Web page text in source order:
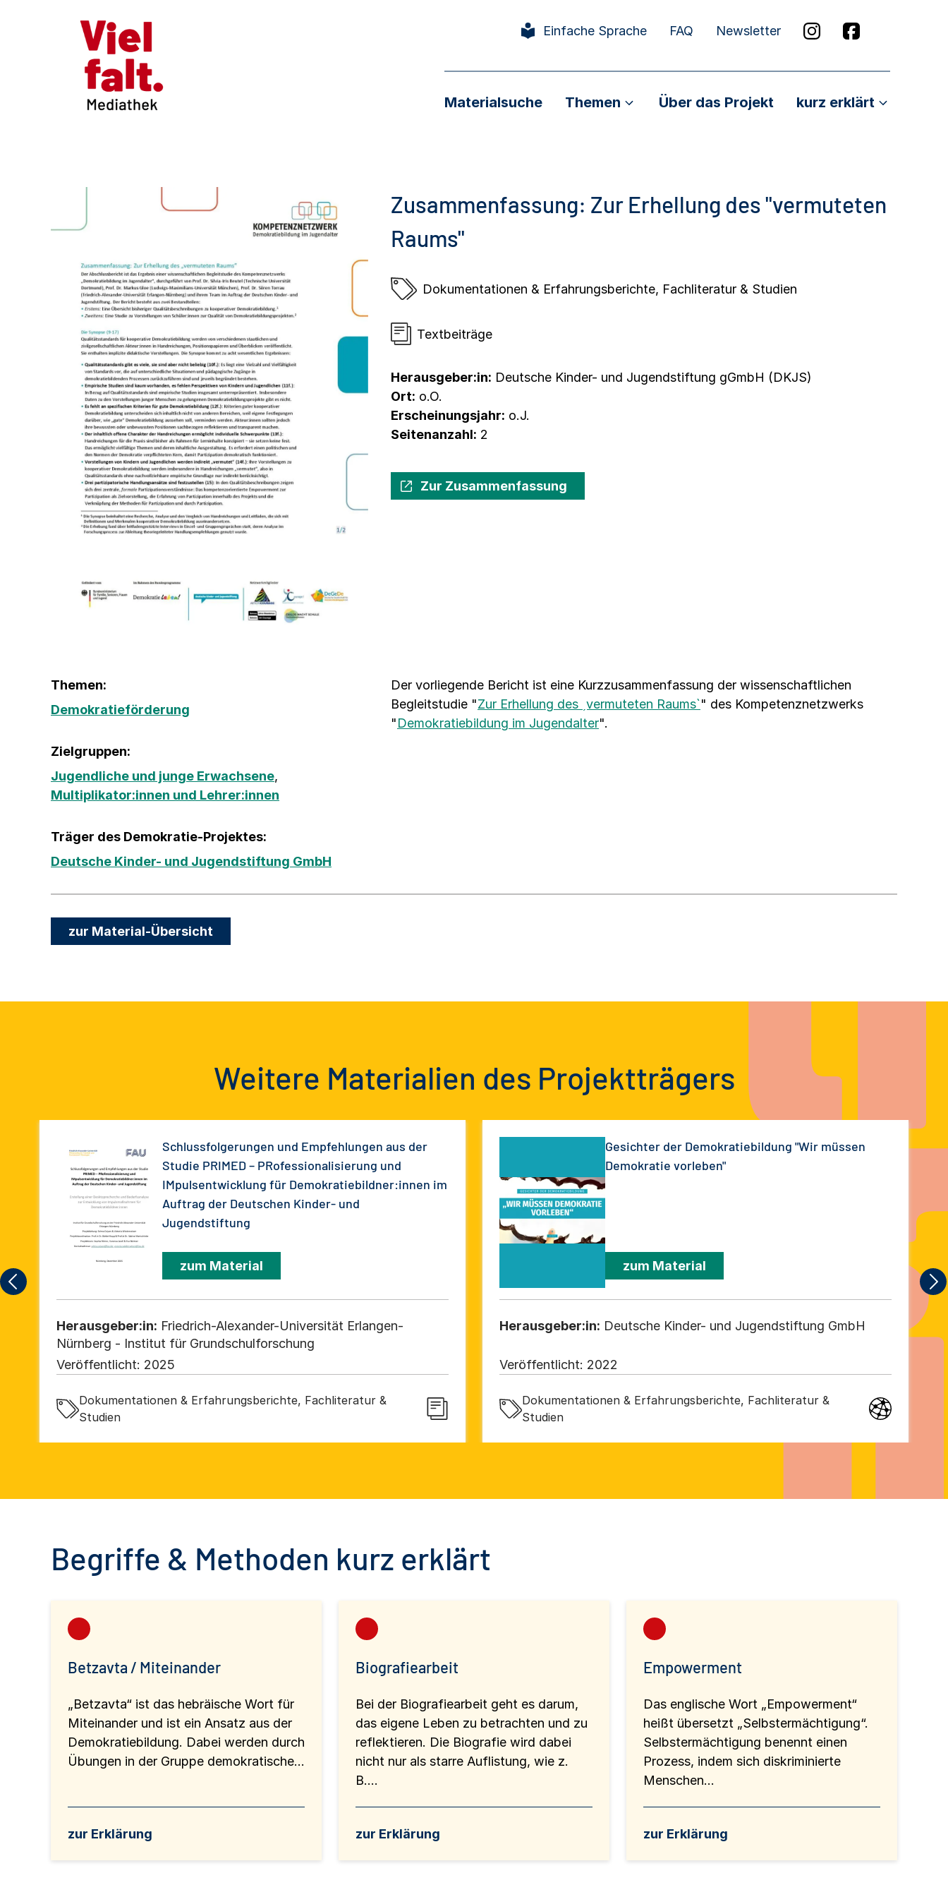
Einfache Sprache FAQ Newsletter
Materialsuche Themen Über das Projekt kurz erklärt
Zusammenfassung: Zur Erhellung des "vermuteten
Raums"
Dokumentationen & Erfahrungsberichte, Fachliteratur & Studien
Textbeiträge
Herausgeber:in: Deutsche Kinder- und Jugendstiftung gGmbH (DKJS)
Ort: o.O.
Erscheinungsjahr: o.J.
Seitenanzahl: 2
Zur Zusammenfassung
Themen:
Demokratieförderung
Zielgruppen:
Jugendliche und junge Erwachsene,
Multiplikator:innen und Lehrer:innen
Träger des Demokratie-Projektes:
Deutsche Kinder- und Jugendstiftung GmbH
Der vorliegende Bericht ist eine Kurzzusammenfassung der wissenschaftlichen
Begleitstudie "Zur Erhellung des ˏvermuteten Raums`" des Kompetenznetzwerks
"Demokratiebildung im Jugendalter".
zur Material-Übersicht
Weitere Materialien des Projektträgers
Schlussfolgerungen und Empfehlungen aus der
Studie PRIMED – PRofessionalisierung und
IMpulsentwicklung für Demokratiebildner:innen im
Auftrag der Deutschen Kinder- und
Jugendstiftung
zum Material
Herausgeber:in: Friedrich-Alexander-Universität Erlangen-
Nürnberg - Institut für Grundschulforschung
Veröffentlicht: 2025
Dokumentationen & Erfahrungsberichte, Fachliteratur &
Studien
Gesichter der Demokratiebildung "Wir müssen
Demokratie vorleben"
zum Material
Herausgeber:in: Deutsche Kinder- und Jugendstiftung GmbH
Veröffentlicht: 2022
Dokumentationen & Erfahrungsberichte, Fachliteratur &
Studien
Begriffe & Methoden kurz erklärt
Betzavta / Miteinander
„Betzavta“ ist das hebräische Wort für
Miteinander und ist ein Ansatz aus der
Demokratiebildung. Dabei werden durch
Übungen in der Gruppe demokratische...
zur Erklärung
Biografiearbeit
Bei der Biografiearbeit geht es darum,
das eigene Leben zu betrachten und zu
reflektieren. Die Biografie wird dabei
nicht nur als starre Auflistung, wie z.
B....
zur Erklärung
Empowerment
Das englische Wort „Empowerment“
heißt übersetzt „Selbstermächtigung“.
Selbstermächtigung benennt einen
Prozess, indem sich diskriminierte
Menschen...
zur Erklärung